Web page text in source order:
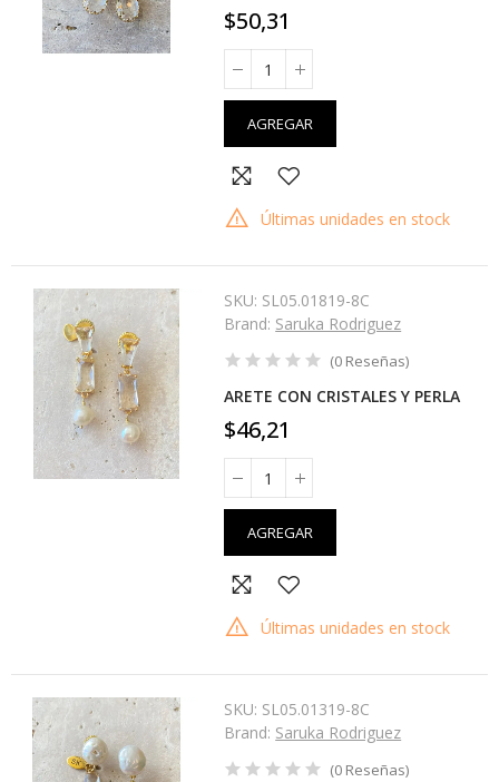
$50,31
AGREGAR
Últimas unidades en stock
SKU: SL05.01819-8C
Brand: Saruka Rodriguez
(0 Reseñas)
ARETE CON CRISTALES Y PERLA
$46,21
AGREGAR
Últimas unidades en stock
SKU: SL05.01319-8C
Brand: Saruka Rodriguez
(0 Reseñas)